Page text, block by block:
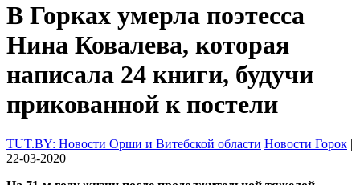
В Горках умерла поэтесса
Нина Ковалева, которая
написала 24 книги, будучи
прикованной к постели
TUT.BY: Новости Орши и Витебской области Новости Горок |
22-03-2020